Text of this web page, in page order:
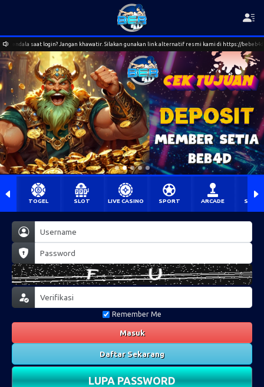
Silakan gunakan link alternatif resmi kami di https://bebeb4d1c.io. Jika masih ada pertanyaan,
Remember Me
Masuk
Daftar Sekarang
LUPA PASSWORD
TOGEL SLOT LIVE CASINO SPORT ARCADE